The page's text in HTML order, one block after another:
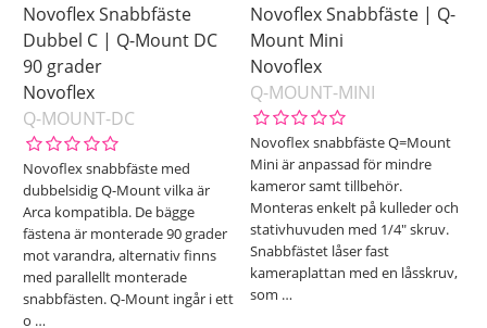
Novoflex Snabbfäste
Dubbel C | Q-Mount DC
90 grader
Novoflex
Q-MOUNT-DC
Novoflex snabbfäste med
dubbelsidig Q-Mount vilka är
Arca kompatibla. De bägge
fästena är monterade 90 grader
mot varandra, alternativ finns
med parallellt monterade
snabbfästen. Q-Mount ingår i ett
o …
Novoflex Snabbfäste | Q-
Mount Mini
Novoflex
Q-MOUNT-MINI
Novoflex snabbfäste Q=Mount
Mini är anpassad för mindre
kameror samt tillbehör.
Monteras enkelt på kulleder och
stativhuvuden med 1/4" skruv.
Snabbfästet låser fast
kameraplattan med en låsskruv,
som …